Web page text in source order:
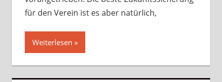
für den Verein ist es aber natürlich,
Weiterlesen